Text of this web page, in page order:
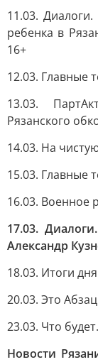
11.03.
ребенка в
16+
12.03. Главные
13.03.
Рязанского
14.03. На
15.03. Главные
16.03. Военное
17.03.
Александр
18.03. Итоги
20.03. Это
23.03. Что
Новости